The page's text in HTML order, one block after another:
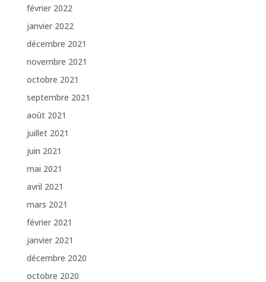
février 2022
janvier 2022
décembre 2021
novembre 2021
octobre 2021
septembre 2021
août 2021
juillet 2021
juin 2021
mai 2021
avril 2021
mars 2021
février 2021
janvier 2021
décembre 2020
octobre 2020